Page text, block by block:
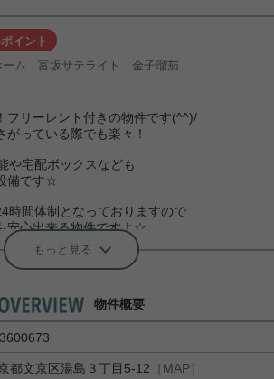
イント
ーム 富坂サテライト 金子瑠茄
フリーレント付きの物件です(^^)/
っている際でも楽々！
や宅配ボックスなども
備です☆
時間体制となっておりますので
安心出来る物件ですよ☆
にご連絡ください！
ております(^^)
もっと見る
物件概要
都文京区湯島 ３丁目5-12 ［MAP］